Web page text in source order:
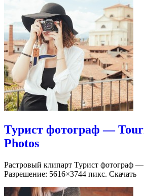
Турист фотограф —
Photos
Растровый клипарт Турист фотограф
Разрешение: 5616×3744 пикс. Скачать